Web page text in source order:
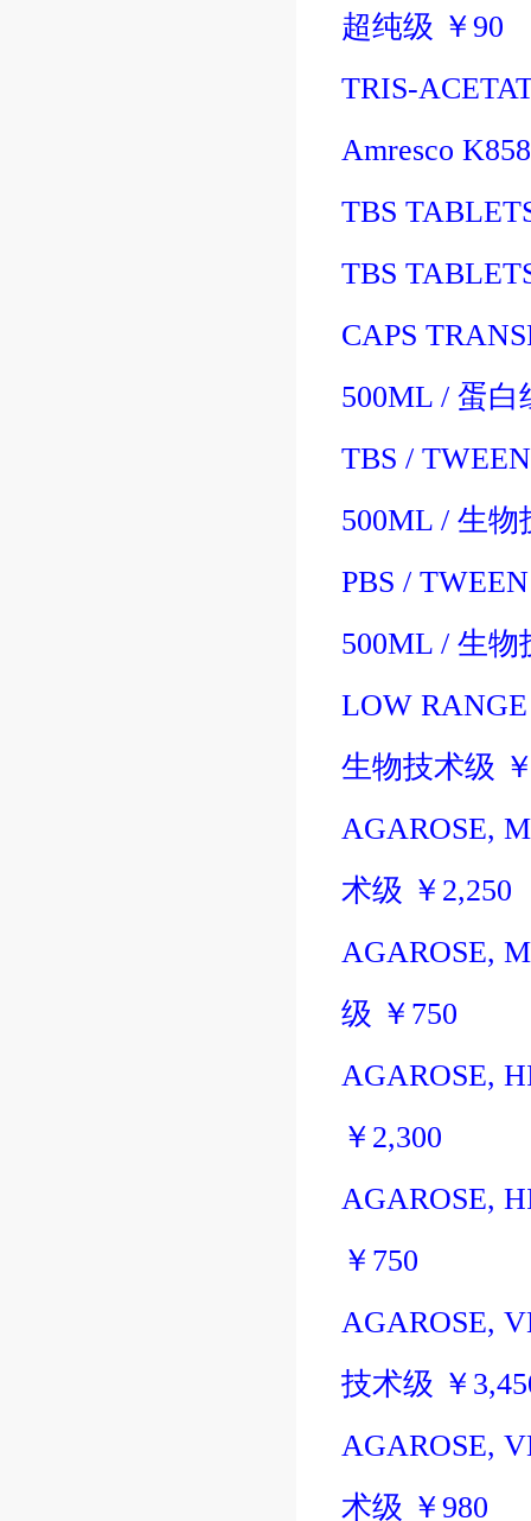
超纯级 ￥90
TRIS-
Amresco
TBS
TBS
CAPS
500ML / 蛋白
TBS /
500ML / 生物
PBS /
500ML / 生物
LOW
生物技术级
AGAROSE,
术级 ￥ 2,250
AGAROSE,
级 ￥ 750
AGAROSE,
￥ 2,300
AGAROSE,
￥ 750
AGAROSE,
技术级 ￥
AGAROSE,
术级 ￥980